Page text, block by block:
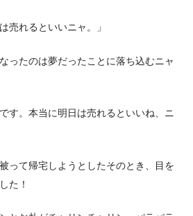
売れるといいニャ。」
ったのは夢だったことに落ち込むニャ
す。本当に明日は売れるといいね、ニ
って帰宅しようとしたそのとき、目を
た！